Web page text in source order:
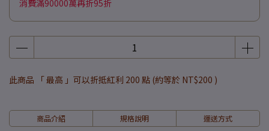
消費滿90000萬再折95折
此商品 「 最高 」可以折抵紅利 200 點 (約等於 NT$200 )
商品介紹 規格說明 運送方式